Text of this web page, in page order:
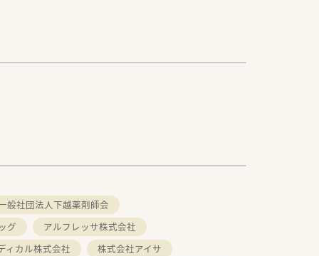
般社団法人下越薬剤師会
グ
アルフレッサ株式会社
ィカル株式会社
株式会社アイサ